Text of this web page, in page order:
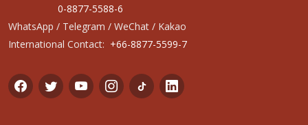
0-8877-5588-6
WhatsApp / Telegram / WeChat / Kakao
International Contact: +66-8877-5599-7